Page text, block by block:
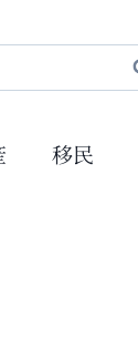
移民